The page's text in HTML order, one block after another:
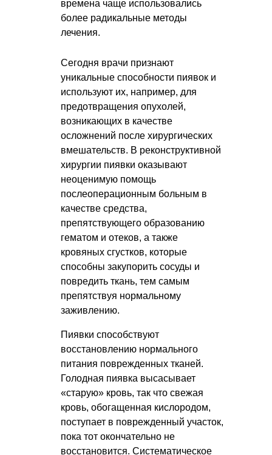
времена чаще использовались
более радикальные методы
лечения.
Сегодня врачи признают
уникальные способности пиявок и
используют их, например, для
предотвращения опухолей,
возникающих в качестве
осложнений после хирургических
вмешательств. В реконструктивной
хирургии пиявки оказывают
неоценимую помощь
послеоперационным больным в
качестве средства,
препятствующего образованию
гематом и отеков, а также
кровяных сгустков, которые
способны закупорить сосуды и
повредить ткань, тем самым
препятствуя нормальному
заживлению.
Пиявки способствуют
восстановлению нормального
питания поврежденных тканей.
Голодная пиявка высасывает
«старую» кровь, так что свежая
кровь, обогащенная кислородом,
поступает в поврежденный участок,
пока тот окончательно не
восстановится. Систематическое